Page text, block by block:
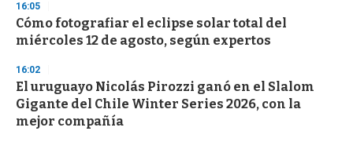
16:05
Cómo fotografiar el eclipse solar total del
miércoles 12 de agosto, según expertos
16:02
El uruguayo Nicolás Pirozzi ganó en el Slalom
Gigante del Chile Winter Series 2026, con la
mejor compañía